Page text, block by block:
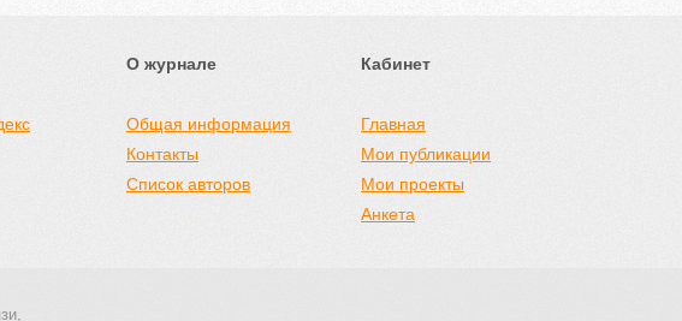
О журнале
Общая информация
Контакты
Список авторов
Кабинет
Главная
Мои публикации
Мои проекты
Анкета